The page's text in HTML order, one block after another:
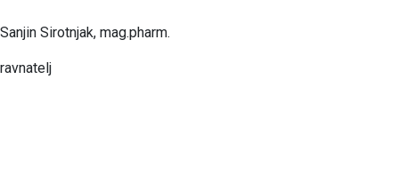
Sanjin Sirotnjak, mag.pharm.
ravnatelj